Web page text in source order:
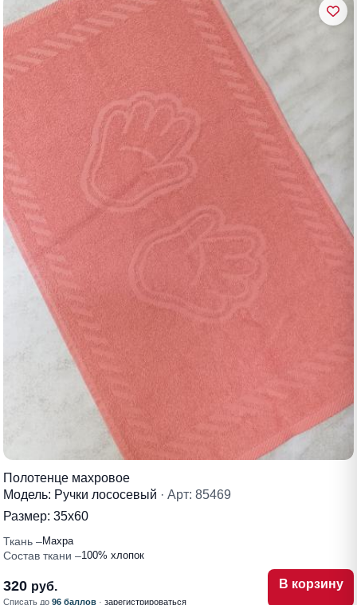
Полотенце махровое
Модель: Ручки лососевый · Арт: 85469
Размер: 35х60
Ткань Махра
Состав ткани 100% хлопок
320 руб.
Списать до 96 баллов · зарегистрироваться
В корзину